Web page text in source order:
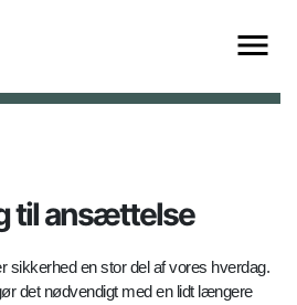
til ansættelse
sikkerhed en stor del af vores hverdag.
det nødvendigt med en lidt længere